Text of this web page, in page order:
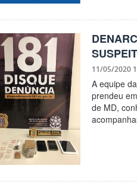
11/05/2020
A equipe
prendeu
de MD,